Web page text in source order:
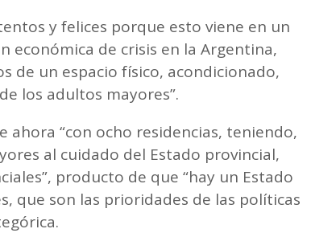
y felices porque esto viene en un
económica de crisis en la Argentina,
de un espacio físico, acondicionado,
los adultos mayores”.
ahora “con ocho residencias, teniendo,
al cuidado del Estado provincial,
producto de que “hay un Estado
que son las prioridades de las políticas